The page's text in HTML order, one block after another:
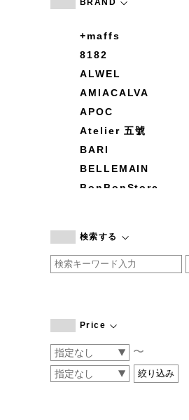
BRAND
+maffs
8182
ALWEL
AMIACALVA
APOC
Atelier 五號
BARI
BELLEMAIN
BonBonStore
by basics
CATWORTH
COGTHEBIGSMOKE
CONVERSE
DEAN & DELUCA
検索する
Price
〜